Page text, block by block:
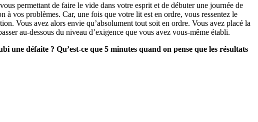
permettant de faire le vide dans votre esprit et de débuter une journée de
à vos problèmes. Car, une fois que votre lit est en ordre, vous ressentez le
Vous avez alors envie qu’absolument tout soit en ordre. Vous avez placé la
au-dessous du niveau d’exigence que vous avez vous-même établi.
défaite ? Qu’est-ce que 5 minutes quand on pense que les résultats